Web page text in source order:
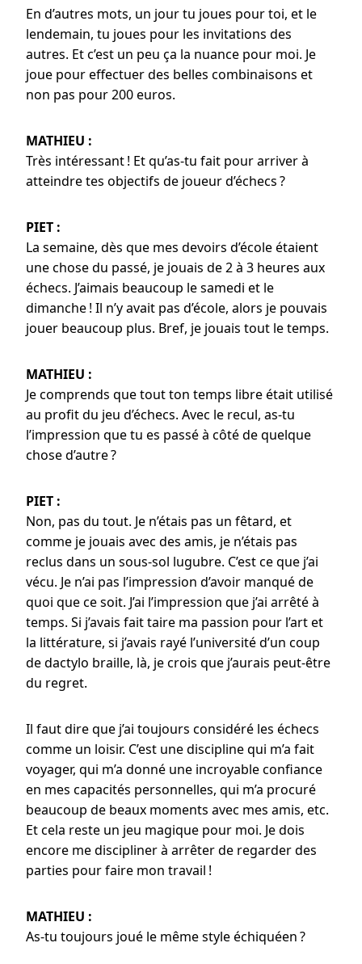
En d’autres mots, un jour tu joues pour toi, et le
lendemain, tu joues pour les invitations des
autres. Et c’est un peu ça la nuance pour moi. Je
joue pour effectuer des belles combinaisons et
non pas pour 200 euros.
MATHIEU :
Très intéressant ! Et qu’as-tu fait pour arriver à
atteindre tes objectifs de joueur d’échecs ?
PIET :
La semaine, dès que mes devoirs d’école étaient
une chose du passé, je jouais de 2 à 3 heures aux
échecs. J’aimais beaucoup le samedi et le
dimanche ! Il n’y avait pas d’école, alors je pouvais
jouer beaucoup plus. Bref, je jouais tout le temps.
MATHIEU :
Je comprends que tout ton temps libre était utilisé
au profit du jeu d’échecs. Avec le recul, as-tu
l’impression que tu es passé à côté de quelque
chose d’autre ?
PIET :
Non, pas du tout. Je n’étais pas un fêtard, et
comme je jouais avec des amis, je n’étais pas
reclus dans un sous-sol lugubre. C’est ce que j’ai
vécu. Je n’ai pas l’impression d’avoir manqué de
quoi que ce soit. J’ai l’impression que j’ai arrêté à
temps. Si j’avais fait taire ma passion pour l’art et
la littérature, si j’avais rayé l’université d’un coup
de dactylo braille, là, je crois que j’aurais peut-être
du regret.
Il faut dire que j’ai toujours considéré les échecs
comme un loisir. C’est une discipline qui m’a fait
voyager, qui m’a donné une incroyable confiance
en mes capacités personnelles, qui m’a procuré
beaucoup de beaux moments avec mes amis, etc.
Et cela reste un jeu magique pour moi. Je dois
encore me discipliner à arrêter de regarder des
parties pour faire mon travail !
MATHIEU :
As-tu toujours joué le même style échiquéen ?